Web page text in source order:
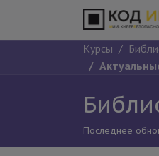
Курсы
Последнее